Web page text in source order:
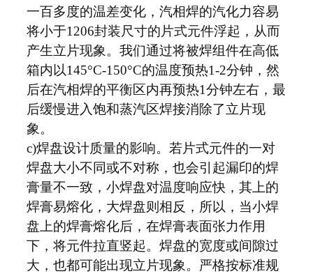
一百多度的温差变化，汽相焊的汽化力容易
将小于1206封装尺寸的片式元件浮起，从而
产生立片现象。我们通过将被焊组件在高低
箱内以145°C-150°C的温度预热1-2分钟，然
后在汽相焊的平衡区内再预热1分钟左右，最
后缓慢进入饱和蒸汽区焊接消除了立片现
象。
c)焊盘设计质量的影响。若片式元件的一对
焊盘大小不同或不对称，也会引起漏印的焊
膏量不一致，小焊盘对温度响应快，其上的
焊膏易熔化，大焊盘则相反，所以，当小焊
盘上的焊膏熔化后，在焊膏表面张力作用
下，将元件拉直竖起。焊盘的宽度或间隙过
大，也都可能出现立片现象。严格按标准规